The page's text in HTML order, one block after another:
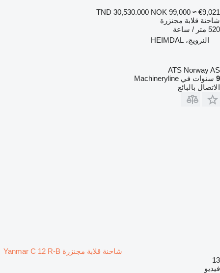
TND 30,530.000 NOK 99,000 ≈ €9,021
شاحنة قلابة مجنزرة
520 متر / ساعة
النرويج، HEIMDAL
ATS Norway AS
9 سنوات في Machineryline
الاتصال بالبائع
شاحنة قلابة مجنزرة Yanmar C 12 R-B
13
فيديو